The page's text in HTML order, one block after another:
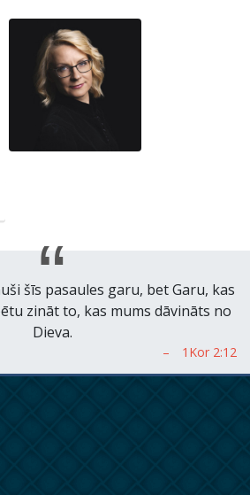
šīs pasaules garu, bet Garu, kas
zināt to, kas mums dāvināts no
Dieva.